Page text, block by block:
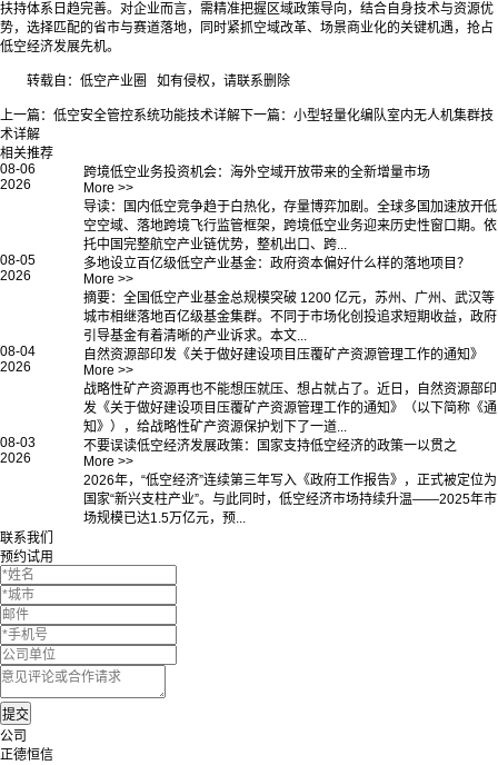
扶持体系日趋完善。对企业而言，需精准把握区域政策导向，结合自身技术与资源优
势，选择匹配的省市与赛道落地，同时紧抓空域改革、场景商业化的关键机遇，抢占
低空经济发展先机。
转载自：低空产业圈 如有侵权，请联系删除
上一篇： 低空安全管控系统功能技术详解 下一篇： 小型轻量化编队室内无人机集群技
术详解
相关推荐
08-06
2026
跨境低空业务投资机会：海外空域开放带来的全新增量市场
More >>
导读：国内低空竞争趋于白热化，存量博弈加剧。全球多国加速放开低
空空域、落地跨境飞行监管框架，跨境低空业务迎来历史性窗口期。依
托中国完整航空产业链优势，整机出口、跨...
08-05
2026
多地设立百亿级低空产业基金：政府资本偏好什么样的落地项目？
More >>
摘要：全国低空产业基金总规模突破 1200 亿元，苏州、广州、武汉等
城市相继落地百亿级基金集群。不同于市场化创投追求短期收益，政府
引导基金有着清晰的产业诉求。本文...
08-04
2026
自然资源部印发《关于做好建设项目压覆矿产资源管理工作的通知》
More >>
战略性矿产资源再也不能想压就压、想占就占了。近日，自然资源部印
发《关于做好建设项目压覆矿产资源管理工作的通知》（以下简称《通
知》），给战略性矿产资源保护划下了一道...
08-03
2026
不要误读低空经济发展政策：国家支持低空经济的政策一以贯之
More >>
2026年，“低空经济”连续第三年写入《政府工作报告》，正式被定位为
国家“新兴支柱产业”。与此同时，低空经济市场持续升温——2025年市
场规模已达1.5万亿元，预...
联系我们
预约试用
公司
正德恒信